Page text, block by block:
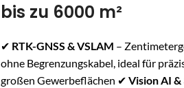
bis zu 6000 m²
✔ RTK-GNSS & VSLAM –
ohne Begrenzungskabel, ideal für
großen Gewerbeflächen ✔Vision AI &